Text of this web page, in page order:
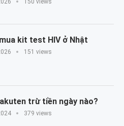
150 views
kit test HIV ở Nhật
151 views
trừ tiền ngày nào?
379 views